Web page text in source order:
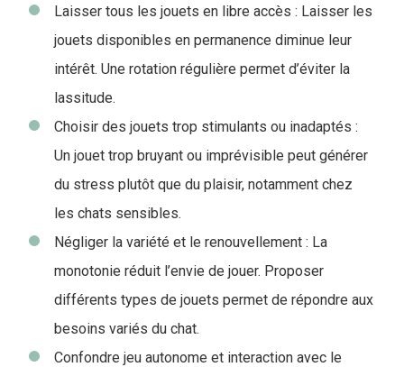
Laisser tous les jouets en libre accès : Laisser les
jouets disponibles en permanence diminue leur
intérêt. Une rotation régulière permet d’éviter la
lassitude.
Choisir des jouets trop stimulants ou inadaptés :
Un jouet trop bruyant ou imprévisible peut générer
du stress plutôt que du plaisir, notamment chez
les chats sensibles.
Négliger la variété et le renouvellement : La
monotonie réduit l’envie de jouer. Proposer
différents types de jouets permet de répondre aux
besoins variés du chat.
Confondre jeu autonome et interaction avec le